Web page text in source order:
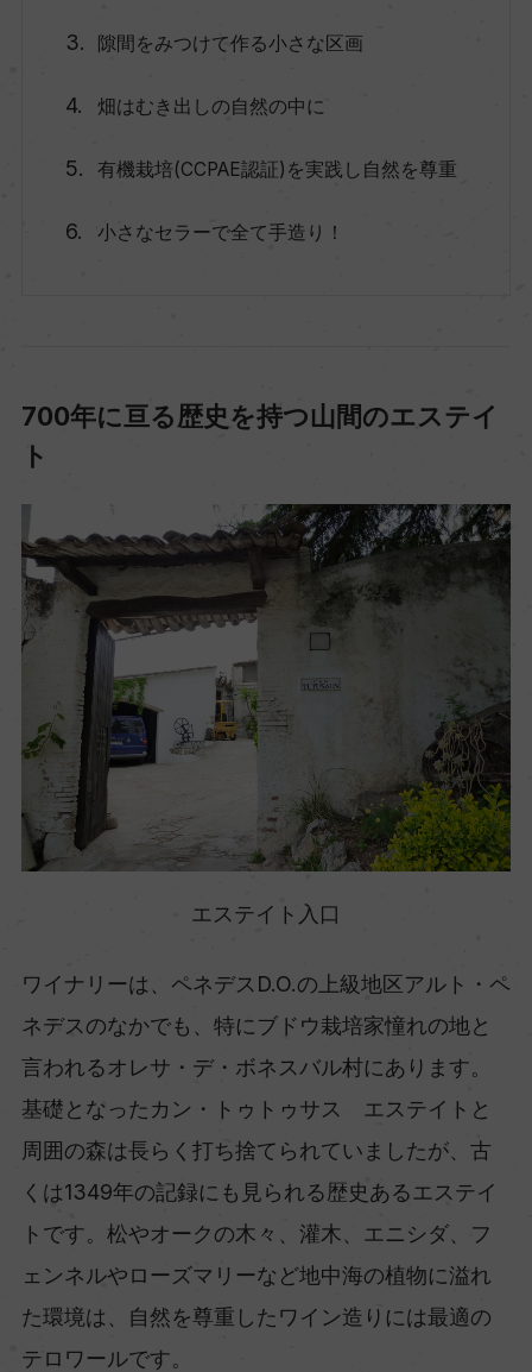
隙間をみつけて作る小さな区画
畑はむき出しの自然の中に
有機栽培(CCPAE認証)を実践し自然を尊重
小さなセラーで全て手造り！
700年に亘る歴史を持つ山間のエステイ
ト
エステイト入口
ワイナリーは、ペネデスD.O.の上級地区アルト・ペ
ネデスのなかでも、特にブドウ栽培家憧れの地と
言われるオレサ・デ・ボネスバル村にあります。
基礎となったカン・トゥトゥサス エステイトと
周囲の森は長らく打ち捨てられていましたが、古
くは1349年の記録にも見られる歴史あるエステイ
トです。松やオークの木々、灌木、エニシダ、フ
ェンネルやローズマリーなど地中海の植物に溢れ
た環境は、自然を尊重したワイン造りには最適の
テロワールです。